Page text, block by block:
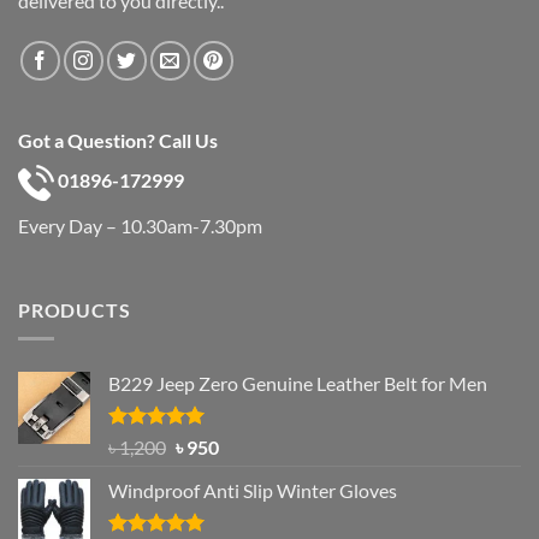
Got a Question? Call Us
01896-172999
Every Day – 10.30am-7.30pm
PRODUCTS
B229 Jeep Zero Genuine Leather Belt for Men
Rated4.92
out of 5
৳1,200 Original
was:
৳ 1,200.
৳950Current
is:
Windproof Anti Slip Winter Gloves